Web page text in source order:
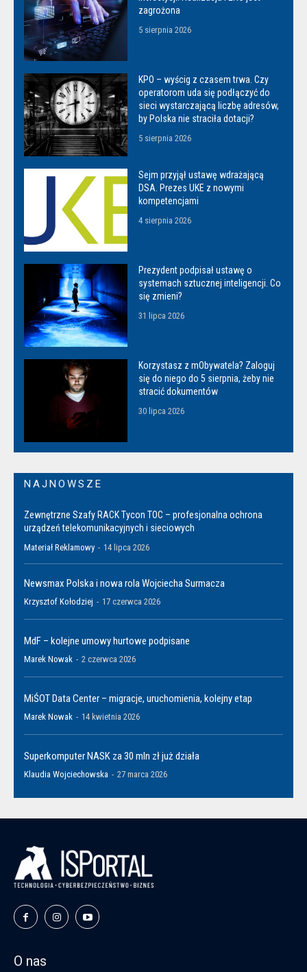
zagrożona
5 sierpnia 2026
KPO – wyścig z czasem trwa. Czy
operatorom uda się podłączyć do
sieci wystarczającą liczbę adresów,
by Polska nie straciła dotacji?
5 sierpnia 2026
Sejm przyjął ustawę wdrażającą
DSA. Prezes UKE z nowymi
kompetencjami
4 sierpnia 2026
Prezydent podpisał ustawę o
systemach sztucznej inteligencji. Co
się zmieni?
31 lipca 2026
Korzystasz z mObywatela? Zaloguj
się do niego do 5 sierpnia, żeby nie
stracić dokumentów
30 lipca 2026
NAJNOWSZE
Zewnętrzne Szafy RACK Tycon TOC – profesjonalna ochrona
urządzeń telekomunikacyjnych i sieciowych
Materiał Reklamowy - 14 lipca 2026
Newsmax Polska i nowa rola Wojciecha Surmacza
Krzysztof Kołodziej - 17 czerwca 2026
MdF – kolejne umowy hurtowe podpisane
Marek Nowak - 2 czerwca 2026
MiŚOT Data Center – migracje, uruchomienia, kolejny etap
Marek Nowak - 14 kwietnia 2026
Superkomputer NASK za 30 mln zł już działa
Klaudia Wojciechowska - 27 marca 2026
O nas